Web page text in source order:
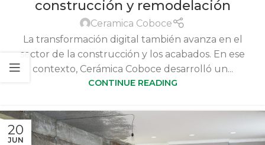
construcción y remodelación
Ceramica Coboce
La transformación digital también avanza en el
sector de la construcción y los acabados. En ese
contexto, Cerámica Coboce desarrolló un...
CONTINUE READING
20
JUN